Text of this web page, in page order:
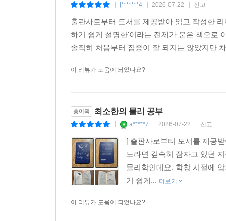
j*******4 2026-07-22 신고
출판사로부터 도서를 제공받아 읽고 작성한
하기 쉽게 설명한'이라는 전제가 붙은 책으로
솔직히 처음부터 집중이 잘 되지는 않았지만
이 리뷰가 도움이 되었나요?
종이책 최소한의 물리 공부
a*****7 2026-07-22 신고
[ 출판사로부터 도서를 제공
노라면 깊숙히 잠자고 있던
물리학인데요. 학창 시절에
기 쉽게... 더보기
이 리뷰가 도움이 되었나요?